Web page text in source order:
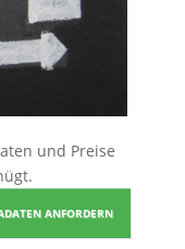
und Preise
ANFORDERN